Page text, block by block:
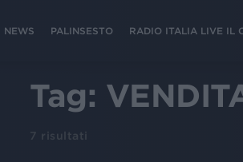
NEWS PALINSESTO RADIO ITALIA LIVE IL
Tag:
7 risultati